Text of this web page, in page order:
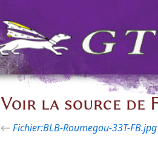
Voir la source de
← Fichier:BLB-Roumegou-33T-FB.jpg